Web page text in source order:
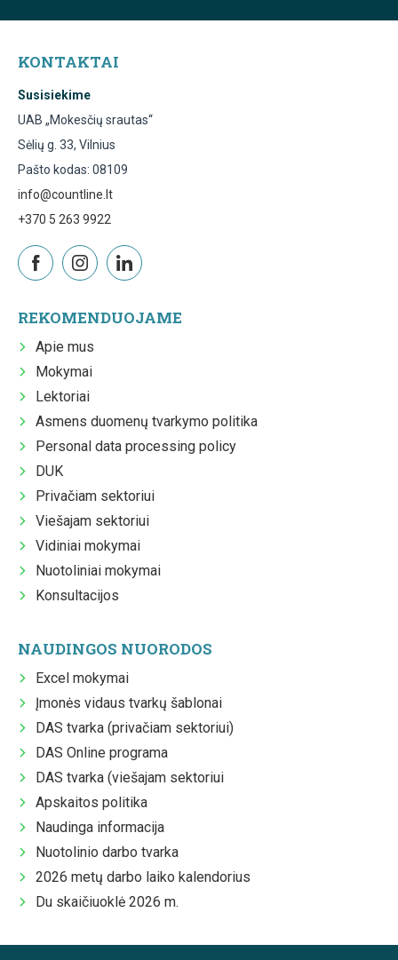
KONTAKTAI
Susisiekime
UAB „Mokesčių srautas“
Sėlių g. 33, Vilnius
Pašto kodas: 08109
info@countline.lt
+370 5 263 9922
REKOMENDUOJAME
Apie mus
Mokymai
Lektoriai
Asmens duomenų tvarkymo politika
Personal data processing policy
DUK
Privačiam sektoriui
Viešajam sektoriui
Vidiniai mokymai
Nuotoliniai mokymai
Konsultacijos
NAUDINGOS NUORODOS
Excel mokymai
Įmonės vidaus tvarkų šablonai
DAS tvarka (privačiam sektoriui)
DAS Online programa
DAS tvarka (viešajam sektoriui
Apskaitos politika
Naudinga informacija
Nuotolinio darbo tvarka
2026 metų darbo laiko kalendorius
Du skaičiuoklė 2026 m.